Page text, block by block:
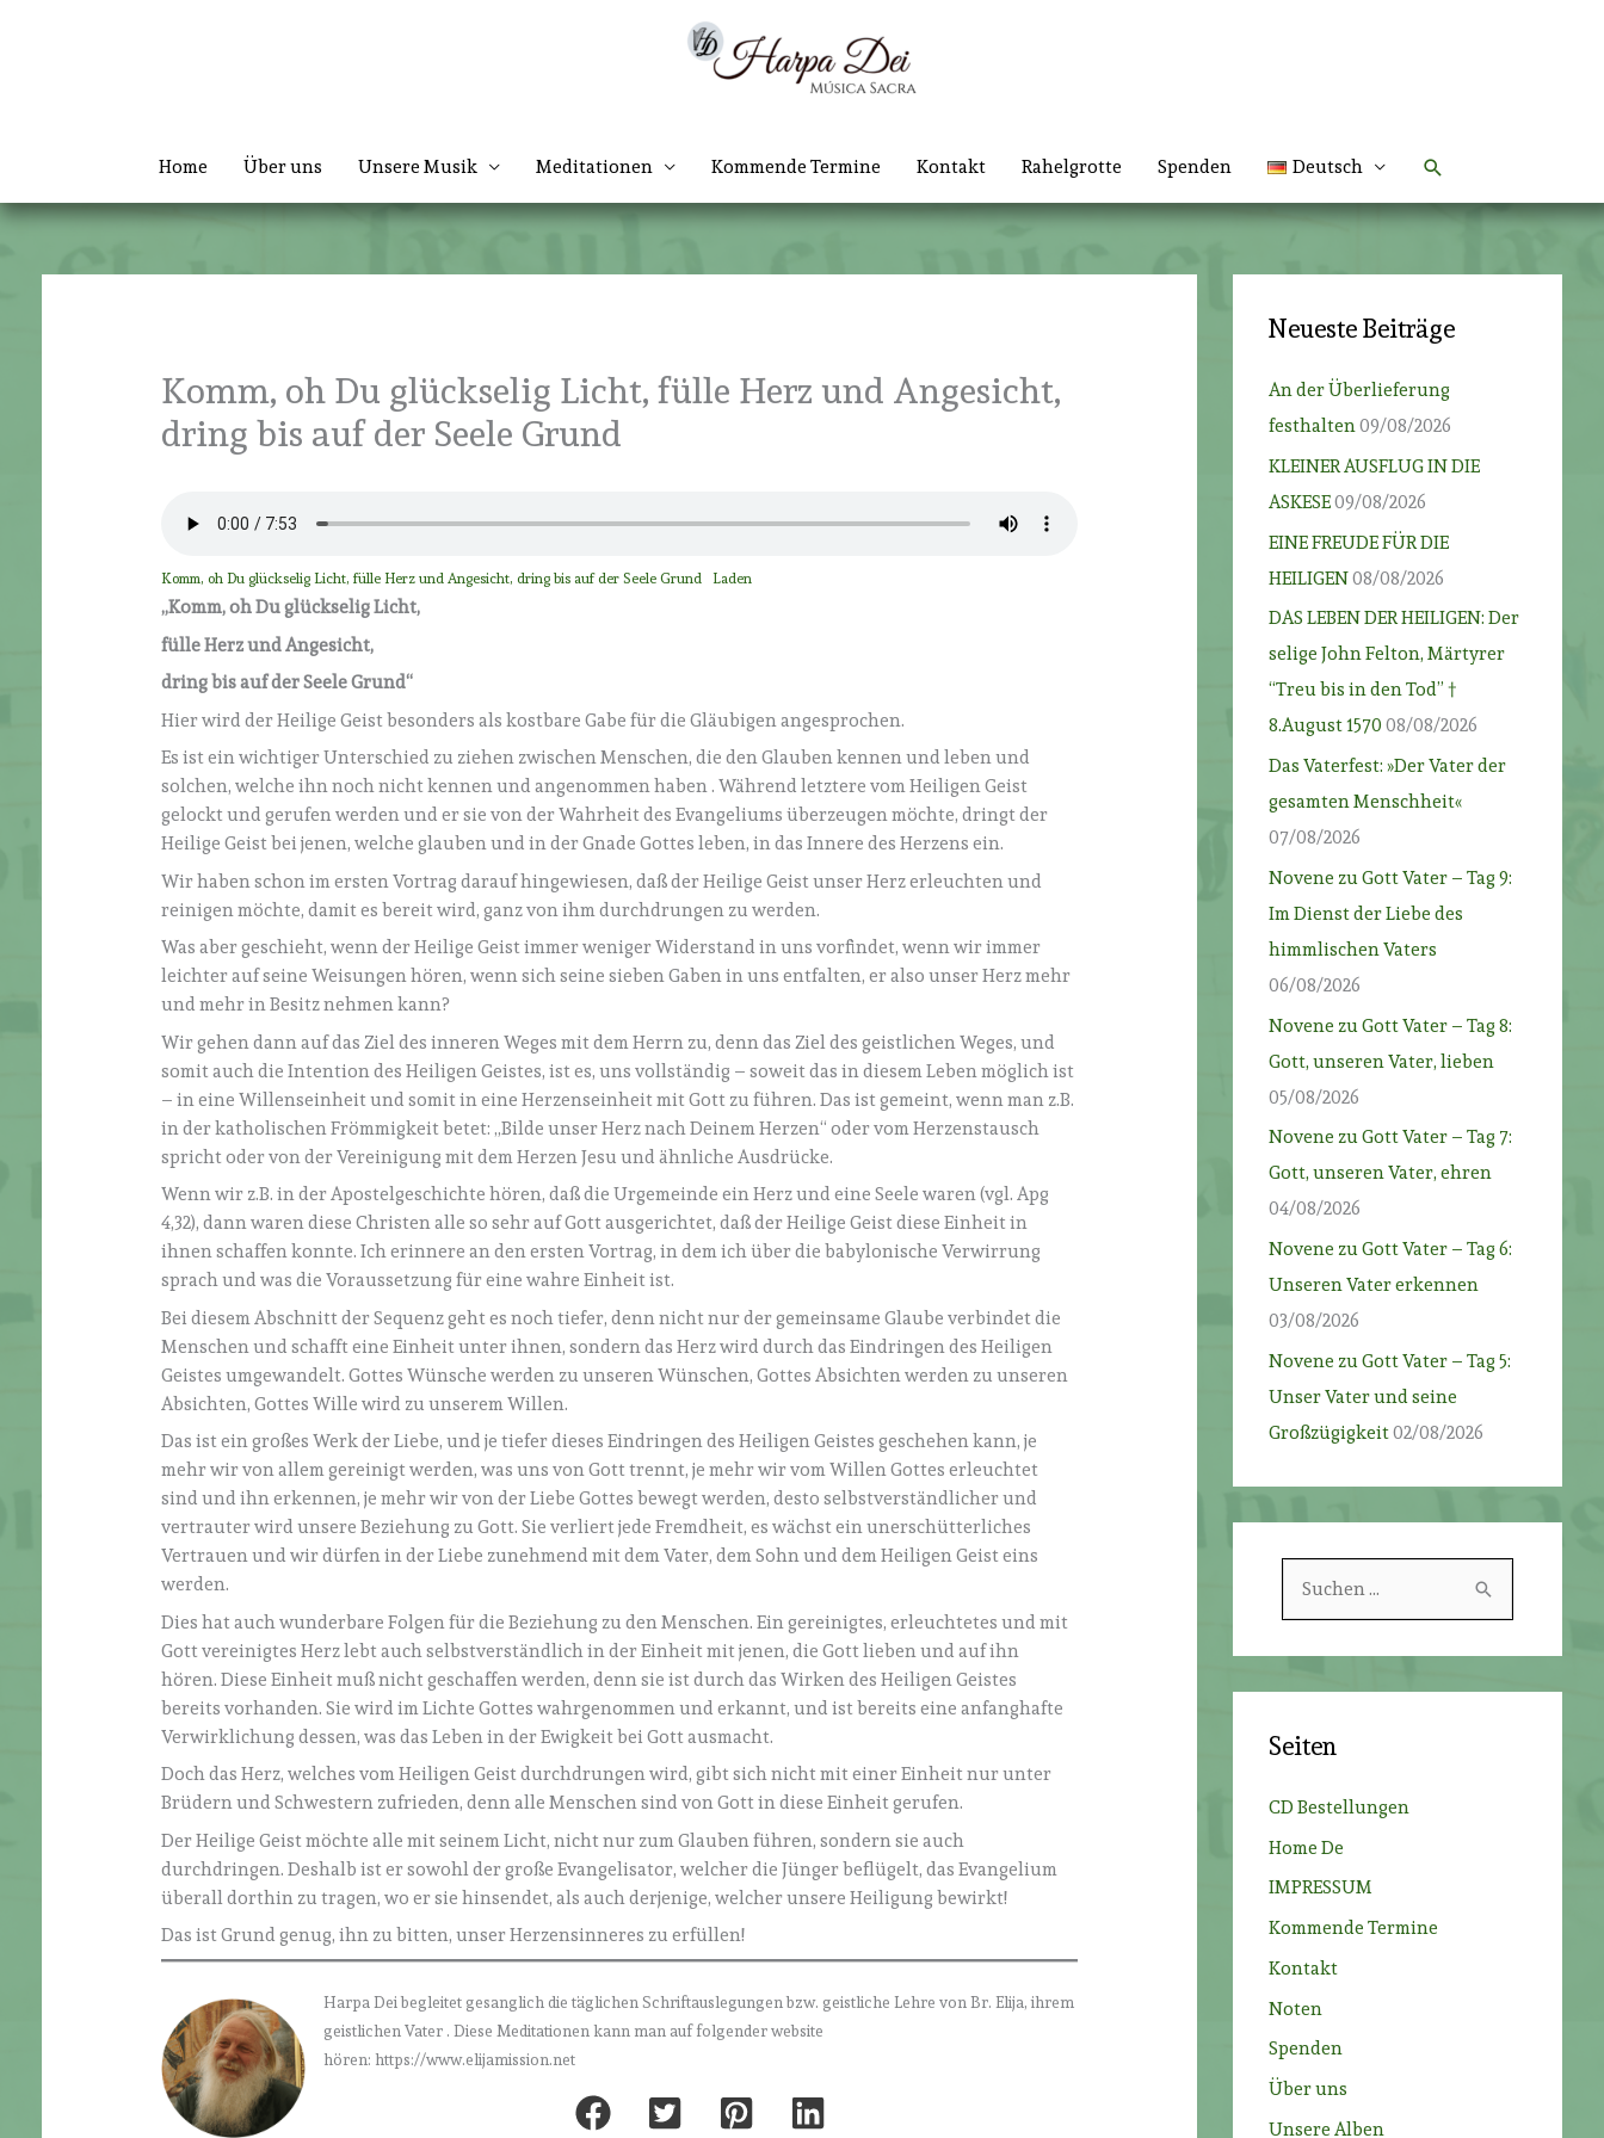
Home Über uns Unsere Musik Meditationen Kommende Termine Kontakt Rahelgrotte Spenden Deutsch Suchen
Komm, oh Du glückselig Licht, fülle Herz und Angesicht,
dring bis auf der Seele Grund
Komm, oh Du glückselig Licht, fülle Herz und Angesicht, dring bis auf der Seele Grund Laden
„Komm, oh Du glückselig Licht,
fülle Herz und Angesicht,
dring bis auf der Seele Grund“
Hier wird der Heilige Geist besonders als kostbare Gabe für die Gläubigen angesprochen.
Es ist ein wichtiger Unterschied zu ziehen zwischen Menschen, die den Glauben kennen und leben und
solchen, welche ihn noch nicht kennen und angenommen haben . Während letztere vom Heiligen Geist
gelockt und gerufen werden und er sie von der Wahrheit des Evangeliums überzeugen möchte, dringt der
Heilige Geist bei jenen, welche glauben und in der Gnade Gottes leben, in das Innere des Herzens ein.
Wir haben schon im ersten Vortrag darauf hingewiesen, daß der Heilige Geist unser Herz erleuchten und
reinigen möchte, damit es bereit wird, ganz von ihm durchdrungen zu werden.
Was aber geschieht, wenn der Heilige Geist immer weniger Widerstand in uns vorfindet, wenn wir immer
leichter auf seine Weisungen hören, wenn sich seine sieben Gaben in uns entfalten, er also unser Herz mehr
und mehr in Besitz nehmen kann?
Wir gehen dann auf das Ziel des inneren Weges mit dem Herrn zu, denn das Ziel des geistlichen Weges, und
somit auch die Intention des Heiligen Geistes, ist es, uns vollständig – soweit das in diesem Leben möglich ist
– in eine Willenseinheit und somit in eine Herzenseinheit mit Gott zu führen. Das ist gemeint, wenn man z.B.
in der katholischen Frömmigkeit betet: „Bilde unser Herz nach Deinem Herzen“ oder vom Herzenstausch
spricht oder von der Vereinigung mit dem Herzen Jesu und ähnliche Ausdrücke.
Wenn wir z.B. in der Apostelgeschichte hören, daß die Urgemeinde ein Herz und eine Seele waren (vgl. Apg
4,32), dann waren diese Christen alle so sehr auf Gott ausgerichtet, daß der Heilige Geist diese Einheit in
ihnen schaffen konnte. Ich erinnere an den ersten Vortrag, in dem ich über die babylonische Verwirrung
sprach und was die Voraussetzung für eine wahre Einheit ist.
Bei diesem Abschnitt der Sequenz geht es noch tiefer, denn nicht nur der gemeinsame Glaube verbindet die
Menschen und schafft eine Einheit unter ihnen, sondern das Herz wird durch das Eindringen des Heiligen
Geistes umgewandelt. Gottes Wünsche werden zu unseren Wünschen, Gottes Absichten werden zu unseren
Absichten, Gottes Wille wird zu unserem Willen.
Das ist ein großes Werk der Liebe, und je tiefer dieses Eindringen des Heiligen Geistes geschehen kann, je
mehr wir von allem gereinigt werden, was uns von Gott trennt, je mehr wir vom Willen Gottes erleuchtet
sind und ihn erkennen, je mehr wir von der Liebe Gottes bewegt werden, desto selbstverständlicher und
vertrauter wird unsere Beziehung zu Gott. Sie verliert jede Fremdheit, es wächst ein unerschütterliches
Vertrauen und wir dürfen in der Liebe zunehmend mit dem Vater, dem Sohn und dem Heiligen Geist eins
werden.
Dies hat auch wunderbare Folgen für die Beziehung zu den Menschen. Ein gereinigtes, erleuchtetes und mit
Gott vereinigtes Herz lebt auch selbstverständlich in der Einheit mit jenen, die Gott lieben und auf ihn
hören. Diese Einheit muß nicht geschaffen werden, denn sie ist durch das Wirken des Heiligen Geistes
bereits vorhanden. Sie wird im Lichte Gottes wahrgenommen und erkannt, und ist bereits eine anfanghafte
Verwirklichung dessen, was das Leben in der Ewigkeit bei Gott ausmacht.
Doch das Herz, welches vom Heiligen Geist durchdrungen wird, gibt sich nicht mit einer Einheit nur unter
Brüdern und Schwestern zufrieden, denn alle Menschen sind von Gott in diese Einheit gerufen.
Der Heilige Geist möchte alle mit seinem Licht, nicht nur zum Glauben führen, sondern sie auch
durchdringen. Deshalb ist er sowohl der große Evangelisator, welcher die Jünger beflügelt, das Evangelium
überall dorthin zu tragen, wo er sie hinsendet, als auch derjenige, welcher unsere Heiligung bewirkt!
Das ist Grund genug, ihn zu bitten, unser Herzensinneres zu erfüllen!
Harpa Dei begleitet gesanglich die täglichen Schriftauslegungen bzw. geistliche Lehre von Br. Elija, ihrem
geistlichen Vater . Diese Meditationen kann man auf folgender website
hören: https://www.elijamission.net
Neueste Beiträge
An der Überlieferung
festhalten09/08/2026
KLEINER AUSFLUG IN DIE
ASKESE09/08/2026
EINE FREUDE FÜR DIE
HEILIGEN08/08/2026
DAS LEBEN DER HEILIGEN: Der
selige John Felton, Märtyrer
“Treu bis in den Tod” †
8.August 1570 08/08/2026
Das Vaterfest: »Der Vater der
gesamten Menschheit«
07/08/2026
Novene zu Gott Vater – Tag 9:
Im Dienst der Liebe des
himmlischen Vaters
06/08/2026
Novene zu Gott Vater – Tag 8:
Gott, unseren Vater, lieben
05/08/2026
Novene zu Gott Vater – Tag 7:
Gott, unseren Vater, ehren
04/08/2026
Novene zu Gott Vater – Tag 6:
Unseren Vater erkennen
03/08/2026
Novene zu Gott Vater – Tag 5:
Unser Vater und seine
Großzügigkeit02/08/2026
n
h
:
Seiten
CD Bestellungen
Home De
IMPRESSUM
Kommende Termine
Kontakt
Noten
Spenden
Über uns
Unsere Alben